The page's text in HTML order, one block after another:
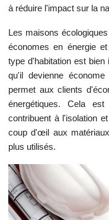
à réduire l'impact sur la
Les maisons
économes en énergie
type d'habitation est
qu'il devienne
permet aux clients
énergétiques. Cela
contribuent à l'isolation
coup d'œil aux
plus utilisés.